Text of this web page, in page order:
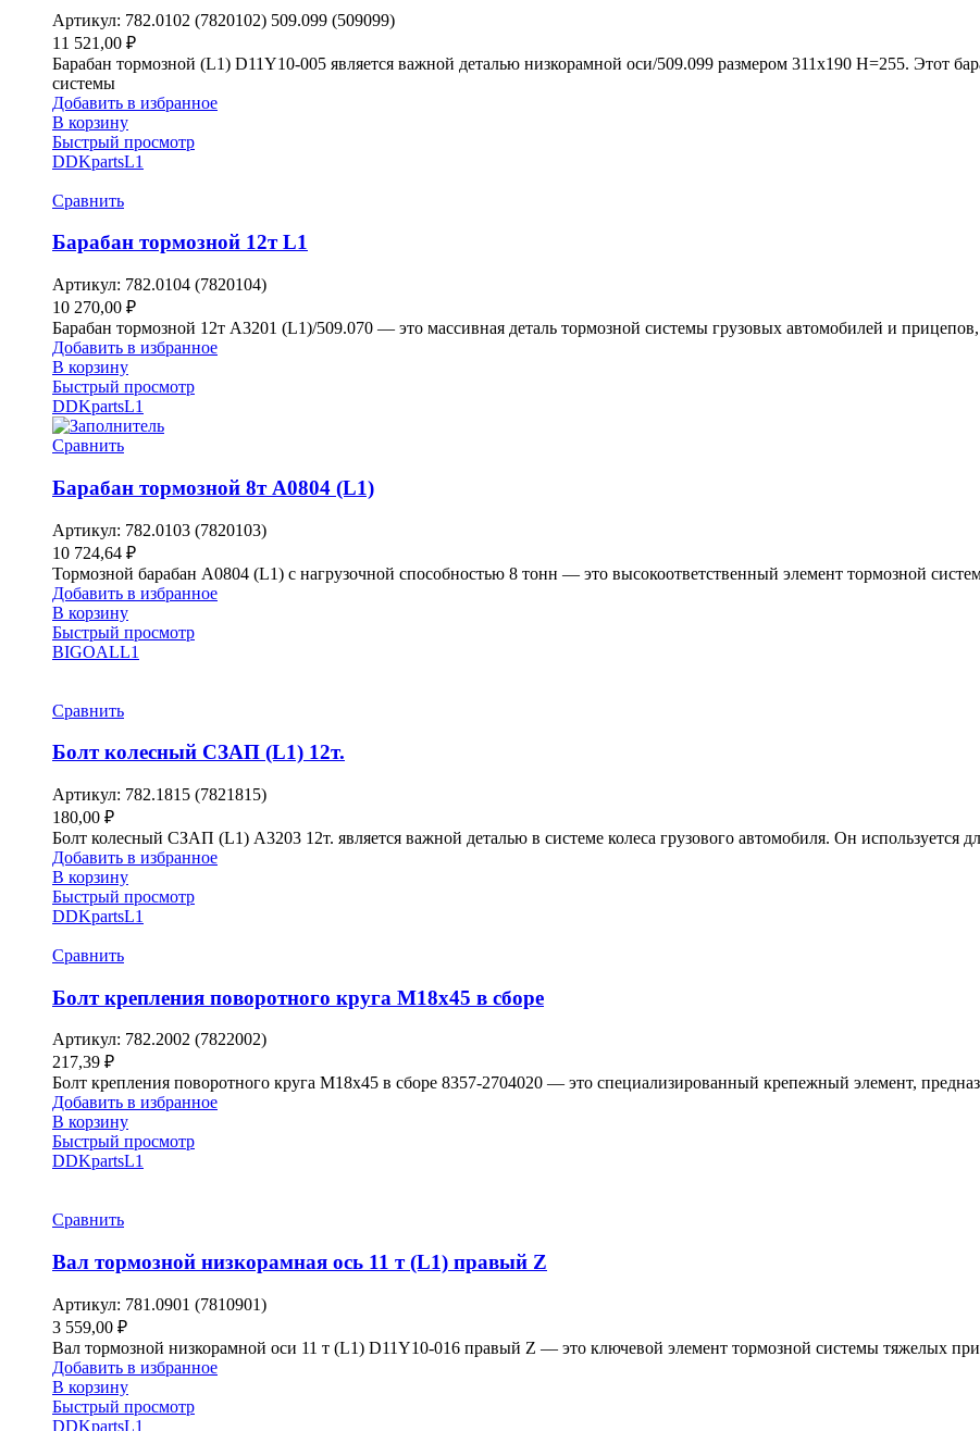
Артикул: 782.0102 (7820102) 509.099 (509099)
11 521,00 ₽
Барабан тормозной (L1) D11Y10-005 является важной деталью низкорамной оси/509.099 размером 311х190 H=255. Этот
системы
Добавить в избранное
В корзину
Быстрый просмотр
DDKpartsL1
Сравнить
Барабан тормозной 12т L1
Артикул: 782.0104 (7820104)
10 270,00 ₽
Барабан тормозной 12т A3201 (L1)/509.070 — это массивная деталь тормозной системы грузовых автомобилей и прицепов,
Добавить в избранное
В корзину
Быстрый просмотр
DDKpartsL1
Сравнить
Барабан тормозной 8т A0804 (L1)
Артикул: 782.0103 (7820103)
10 724,64 ₽
Тормозной барабан A0804 (L1) с нагрузочной способностью 8 тонн — это высокоответственный элемент тормозной
Добавить в избранное
В корзину
Быстрый просмотр
BIGOALL1
Сравнить
Болт колесный СЗАП (L1) 12т.
Артикул: 782.1815 (7821815)
180,00 ₽
Болт колесный СЗАП (L1) A3203 12т. является важной деталью в системе колеса грузового автомобиля. Он используется
Добавить в избранное
В корзину
Быстрый просмотр
DDKpartsL1
Сравнить
Болт крепления поворотного круга М18х45 в сборе
Артикул: 782.2002 (7822002)
217,39 ₽
Болт крепления поворотного круга М18х45 в сборе 8357-2704020 — это специализированный крепежный элемент,
Добавить в избранное
В корзину
Быстрый просмотр
DDKpartsL1
Сравнить
Вал тормозной низкорамная ось 11 т (L1) правый Z
Артикул: 781.0901 (7810901)
3 559,00 ₽
Вал тормозной низкорамной оси 11 т (L1) D11Y10-016 правый Z — это ключевой элемент тормозной системы тяжелых
Добавить в избранное
В корзину
Быстрый просмотр
DDKpartsL1